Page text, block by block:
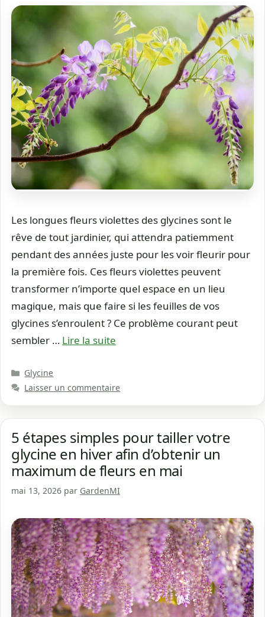
Les longues fleurs violettes des glycines sont le
rêve de tout jardinier, qui attendra patiemment
pendant des années juste pour les voir fleurir pour
la première fois. Ces fleurs violettes peuvent
transformer n’importe quel espace en un lieu
magique, mais que faire si les feuilles de vos
glycines s’enroulent ? Ce problème courant peut
sembler … Lire la suite
Catégories
Glycine
Laisser un commentaire
5 étapes simples pour tailler votre
glycine en hiver afin d’obtenir un
maximum de fleurs en mai
mai 13, 2026 par GardenMI